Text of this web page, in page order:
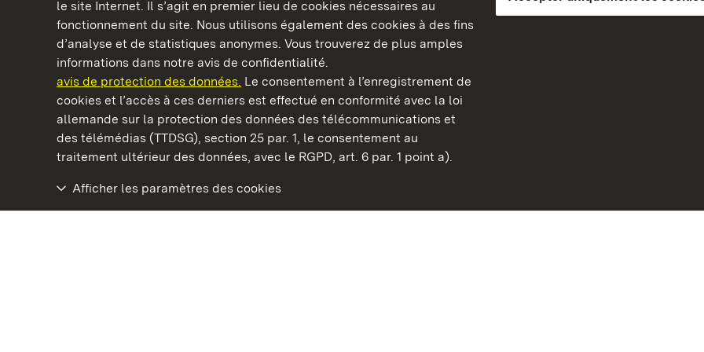
le site Internet. Il s’agit en premier lieu de cookies nécessaires au
fonctionnement du site. Nous utilisons également des cookies à des fins
d’analyse et de statistiques anonymes. Vous trouverez de plus amples
informations dans notre avis de confidentialité.
avis de protection des données. Le consentement à l’enregistrement de
cookies et l’accès à ces derniers est effectué en conformité avec la loi
allemande sur la protection des données des télécommunications et
des télémédias (TTDSG), section 25 par. 1, le consentement au
traitement ultérieur des données, avec le RGPD, art. 6 par. 1 point a).
Afficher les paramètres des cookies
Châteaux et jardins publics du Bade-Wurtemberg
Château résidentiel de Ludwigsburg
Explications sur